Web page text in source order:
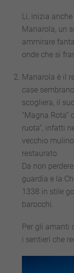
Lì, inizia
Manarola, un
ammirare
onde che si
Manarola è il
case
scogliera, il
“Magna Rota”
ruota”, infatti
vecchio
restaurato.
Da non
guardia e la
1338 in stile
barocchi.
Per gli amanti
i sentieri che